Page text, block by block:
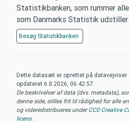
Statistikbanken, som rummer
som Danmarks Statistik udstiller.
Besøg Statistikbanken
Dette datasæt er oprettet på datavejviser
opdateret 6.8.2026, 06.42.57
De beskrivelser af data (dvs. metadata),
denne side, stilles frit til rådighed for alle
og videredistribueres underCC0 Creative
licens.